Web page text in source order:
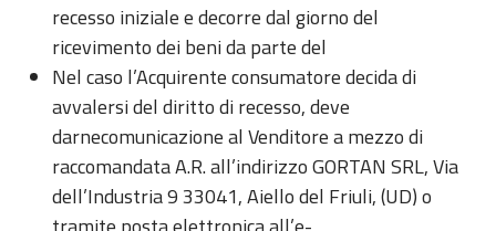
recesso iniziale e decorre dal giorno del
ricevimento dei beni da parte del
Nel caso l’Acquirente consumatore decida di
avvalersi del diritto di recesso, deve
darnecomunicazione al Venditore a mezzo di
raccomandata A.R. all’indirizzo GORTAN SRL, Via
dell’Industria 9 33041, Aiello del Friuli, (UD) o